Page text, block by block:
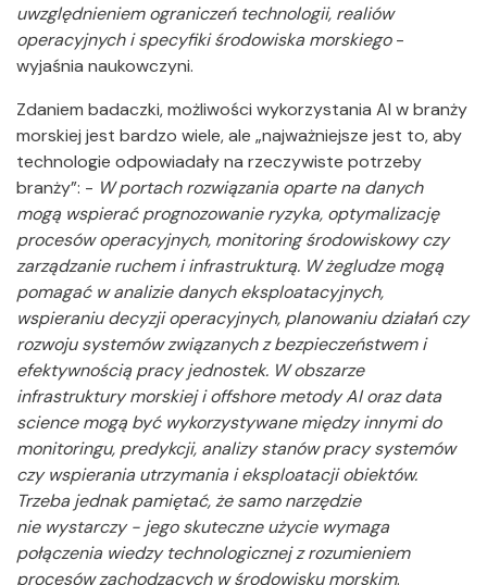
uwzględnieniem ograniczeń technologii, realiów
operacyjnych i specyfiki środowiska morskiego-
wyjaśnia naukowczyni.
Zdaniem badaczki, możliwości wykorzystania AI w branży
morskiej jest bardzo wiele, ale „najważniejsze jest to, aby
technologie odpowiadały na rzeczywiste potrzeby
branży”: - W portach rozwiązania oparte na danych
mogą wspierać prognozowanie ryzyka, optymalizację
procesów operacyjnych, monitoring środowiskowy czy
zarządzanie ruchem i infrastrukturą. W żegludze mogą
pomagać w analizie danych eksploatacyjnych,
wspieraniu decyzji operacyjnych, planowaniu działań czy
rozwoju systemów związanych z bezpieczeństwem i
efektywnością pracy jednostek. W obszarze
infrastruktury morskiej i offshore metody AI oraz data
science mogą być wykorzystywane między innymi do
monitoringu, predykcji, analizy stanów pracy systemów
czy wspierania utrzymania i eksploatacji obiektów.
Trzeba jednak pamiętać, że samo narzędzie
nie wystarczy - jego skuteczne użycie wymaga
połączenia wiedzy technologicznej z rozumieniem
procesów zachodzących w środowisku morskim.